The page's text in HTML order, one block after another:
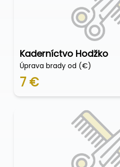
Kaderníctvo Hodžko
Úprava brady od (€)
7 €